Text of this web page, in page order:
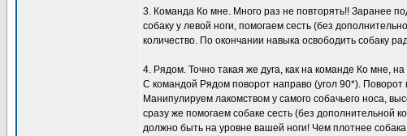
3. Команда Ко мне. Много раз не повторять!! Заранее
собаку у левой ноги, помогаем сесть (без
количество. По окончании навыка освободить собаку
4. Рядом. Точно такая же дуга, как на команде Ко мне,
С командой Рядом поворот направо (угол 90*). Поворот
Манипулируем лакомством у самого собачьего носа,
сразу же помогаем собаке сесть (без дополнительной
должно быть на уровне вашей ноги! Чем плотнее